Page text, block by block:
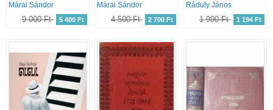
Márai Sándor
9 000 Ft 5 400 Ft
Márai Sándor
4 500 Ft 2 700 Ft
Ráduly János
1 990 Ft 1 194 Ft